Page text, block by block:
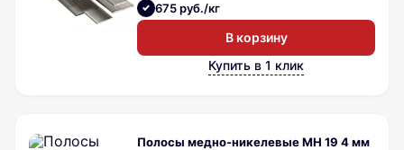
675 руб./кг
В корзину
Купить в 1 клик
Полосы медно-никелевые МН 19 4 мм